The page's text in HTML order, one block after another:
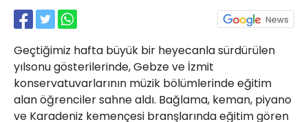
Geçtiğimiz hafta büyük bir heyecanla sürdürülen
yılsonu gösterilerinde, Gebze ve İzmit
konservatuvarlarının müzik bölümlerinde eğitim
alan öğrenciler sahne aldı. Bağlama, keman, piyano
ve Karadeniz kemençesi branşlarında eğitim gören